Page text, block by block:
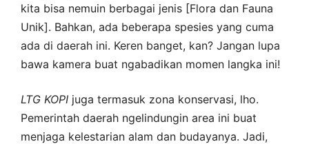
kita bisa nemuin berbagai jenis [Flora dan Fauna
Unik]. Bahkan, ada beberapa spesies yang cuma
ada di daerah ini. Keren banget, kan? Jangan lupa
bawa kamera buat ngabadikan momen langka ini!
LTG KOPI juga termasuk zona konservasi, lho.
Pemerintah daerah ngelindungin area ini buat
menjaga kelestarian alam dan budayanya. Jadi,